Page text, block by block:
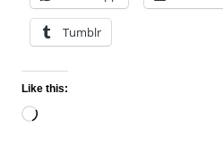
Tumblr
Like this:
Loading…